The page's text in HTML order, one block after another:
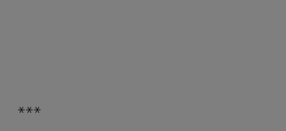
***